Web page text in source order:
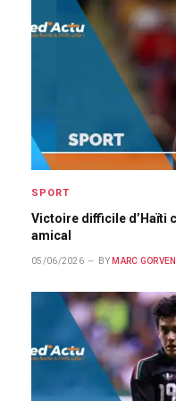
SPORT
Victoire difficile d’Haïti
amical
05/06/2026 BY MARC